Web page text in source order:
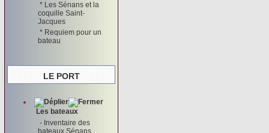
* Les Sénans et la
coquille Saint-
Jacques
* Requiem pour un
bateau
LE PORT
Les bateaux
- Inventaire des
bateaux Sénans